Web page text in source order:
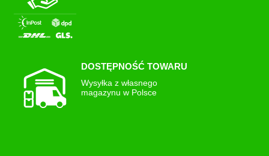
DOSTĘPNOŚĆ TOWARU
Wysyłka z własnego
magazynu w Polsce